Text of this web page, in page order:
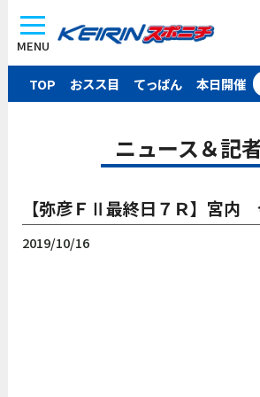
MENU
TOP おスス目 てっぱん 本日開催
ニュース＆記
【弥彦ＦⅡ最終日７Ｒ】宮内
2019/10/16